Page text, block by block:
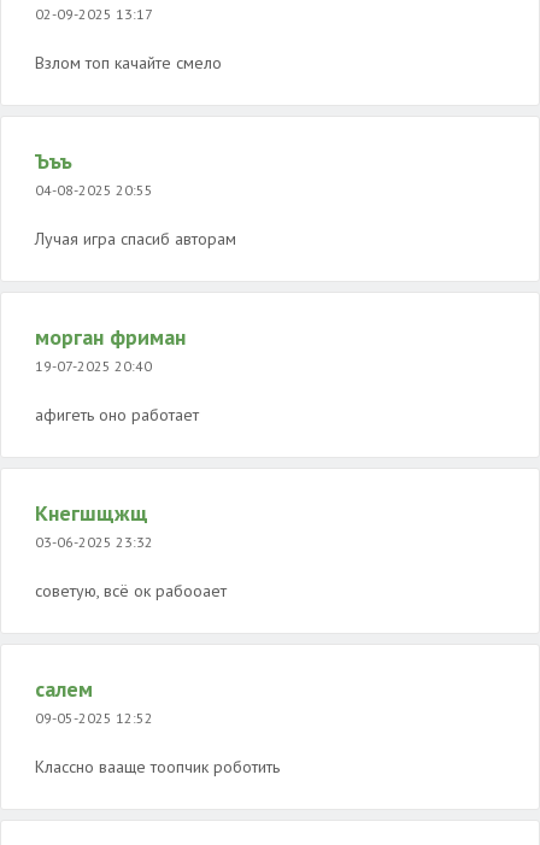
02-09-2025 13:17
Взлом топ качайте смело
Ъъъ
04-08-2025 20:55
Лучая игра спасиб авторам
морган фриман
19-07-2025 20:40
афигеть оно работает
Кнегшщжщ
03-06-2025 23:32
советую, всё ок рабооает
салем
09-05-2025 12:52
Классно вааще тоопчик роботить